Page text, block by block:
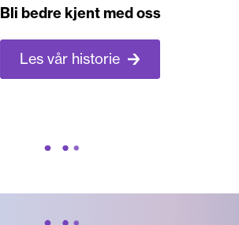
Bli bedre kjent med oss
Les vår historie